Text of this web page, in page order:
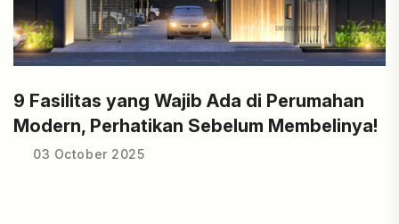
9 Fasilitas yang Wajib Ada di Perumahan
Modern, Perhatikan Sebelum Membelinya!
03 October 2025